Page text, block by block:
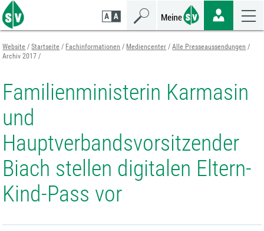
Zum
Seiteninhalt
springen
Zur
Navigation
springen
Zur
Mobilen
Navigation
springen
Website Startseite Fachinformationen Mediencenter
Alle Presseaussendungen
Archiv 2017
Familienministerin Karmasin
und
Hauptverbandsvorsitzender
Biach stellen digitalen Eltern-
Kind-Pass vor